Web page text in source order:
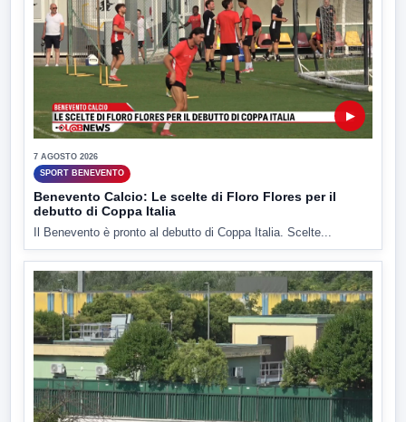
▶
7 AGOSTO 2026
SPORT BENEVENTO
Benevento Calcio: Le scelte di Floro Flores per il
debutto di Coppa Italia
Il Benevento è pronto al debutto di Coppa Italia. Scelte...